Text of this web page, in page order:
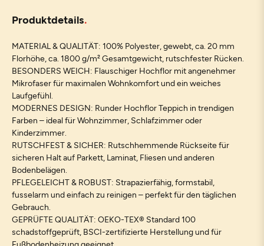
Produktdetails
MATERIAL & QUALITÄT: 100% Polyester, gewebt, ca. 20 mm
Florhöhe, ca. 1800 g/m² Gesamtgewicht, rutschfester Rücken.
BESONDERS WEICH: Flauschiger Hochflor mit angenehmer
Mikrofaser für maximalen Wohnkomfort und ein weiches
Laufgefühl.
MODERNES DESIGN: Runder Hochflor Teppich in trendigen
Farben – ideal für Wohnzimmer, Schlafzimmer oder
Kinderzimmer.
RUTSCHFEST & SICHER: Rutschhemmende Rückseite für
sicheren Halt auf Parkett, Laminat, Fliesen und anderen
Bodenbelägen.
PFLEGELEICHT & ROBUST: Strapazierfähig, formstabil,
fusselarm und einfach zu reinigen – perfekt für den täglichen
Gebrauch.
GEPRÜFTE QUALITÄT: OEKO-TEX® Standard 100
schadstoffgeprüft, BSCI-zertifizierte Herstellung und für
Fußbodenheizung geeignet.